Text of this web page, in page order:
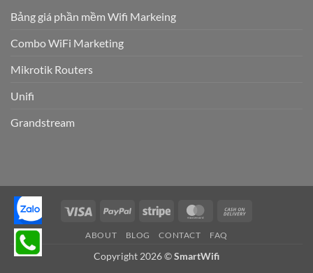
Bảng giá phần mềm Wifi Markeing
Combo WiFi Marketing
Mikrotik Routers
Unifi
Grandstream
Visa PayPal Stripe MasterCard
ABOUT BLOG CONTACT FAQ
Copyright 2026 ©SmartWifi